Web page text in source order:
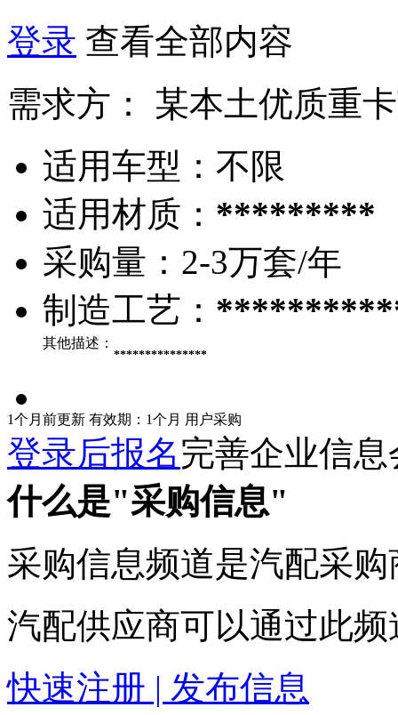
登录 查看全部内容
需求方：
某本土优质重
适用车型： 不限
适用材质： *********
采购量： 2-3万套/年
制造工艺：
其他描述：
***************
1个月前更新 有效期：1个月 用户采购
登录后报名完善企业信
什么是"采购信息"
采购信息频道是汽配采
汽配供应商可以通过此
快速注册 | 发布信息